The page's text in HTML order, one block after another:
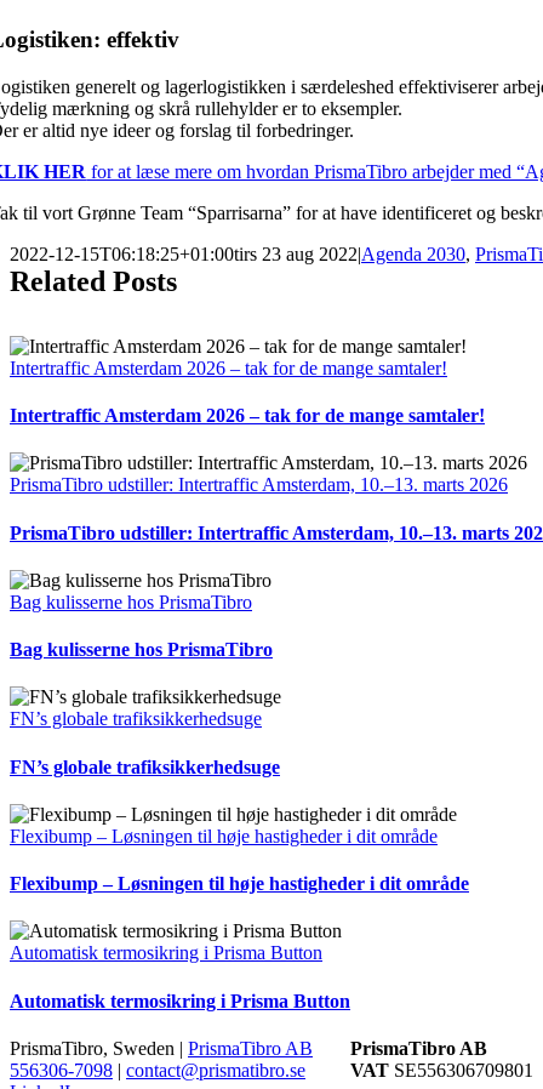
effektiv
generelt og lagerlogistikken i særdeleshed effektiviserer
mærkning og skrå rullehylder er to eksempler.
er altid nye ideer og forslag til forbedringer.
HER for at læse mere om hvordan PrismaTibro arbejder med
til vort Grønne Team “Sparrisarna” for at have identificeret og
2022-12-15T06:18:25+01:00tirs 23 aug 2022|Agenda 2030,
Related Posts
Intertraffic Amsterdam 2026 – tak for de mange samtaler!
Intertraffic Amsterdam 2026 – tak for de mange samtaler!
PrismaTibro udstiller: Intertraffic Amsterdam, 10.–13. marts 2026
PrismaTibro udstiller: Intertraffic Amsterdam, 10.–13. marts
Bag kulisserne hos PrismaTibro
Bag kulisserne hos PrismaTibro
FN’s globale trafiksikkerhedsuge
FN’s globale trafiksikkerhedsuge
Flexibump – Løsningen til høje hastigheder i dit område
Flexibump – Løsningen til høje hastigheder i dit område
Automatisk termosikring i Prisma Button
Automatisk termosikring i Prisma Button
PrismaTibro AB
VAT SE556306709801
PrismaTibro, Sweden | PrismaTibro AB
556306-7098 | contact@prismatibro.se